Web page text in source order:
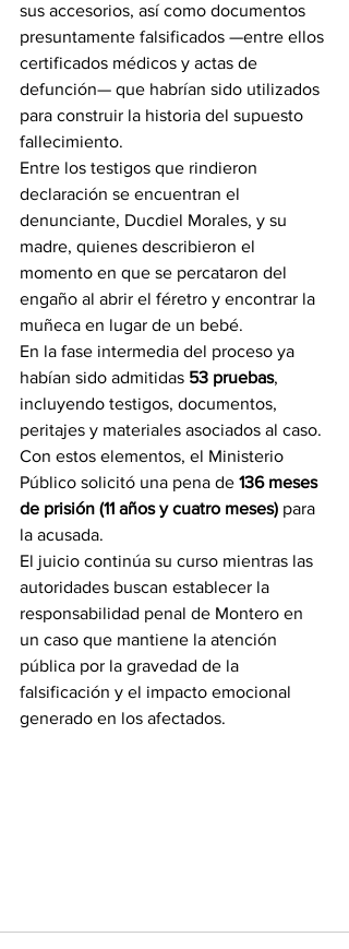
sus accesorios, así como documentos
presuntamente falsificados —entre ellos
certificados médicos y actas de
defunción— que habrían sido utilizados
para construir la historia del supuesto
fallecimiento.
Entre los testigos que rindieron
declaración se encuentran el
denunciante, Ducdiel Morales, y su
madre, quienes describieron el
momento en que se percataron del
engaño al abrir el féretro y encontrar la
muñeca en lugar de un bebé.
En la fase intermedia del proceso ya
habían sido admitidas 53 pruebas,
incluyendo testigos, documentos,
peritajes y materiales asociados al caso.
Con estos elementos, el Ministerio
Público solicitó una pena de 136 meses
de prisión (11 años y cuatro meses) para
la acusada.
El juicio continúa su curso mientras las
autoridades buscan establecer la
responsabilidad penal de Montero en
un caso que mantiene la atención
pública por la gravedad de la
falsificación y el impacto emocional
generado en los afectados.